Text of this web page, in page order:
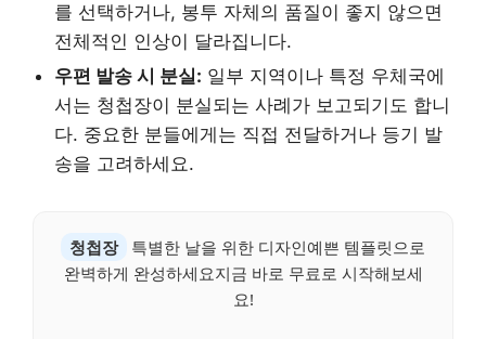
를 선택하거나, 봉투 자체의 품질이 좋지 않으면
전체적인 인상이 달라집니다.
우편 발송 시 분실: 일부 지역이나 특정 우체국에
서는 청첩장이 분실되는 사례가 보고되기도 합니
다. 중요한 분들에게는 직접 전달하거나 등기 발
송을 고려하세요.
청첩장
특별한 날을 위한 디자인예쁜 템플릿으로
완벽하게 완성하세요지금 바로 무료로 시작해보세
요!